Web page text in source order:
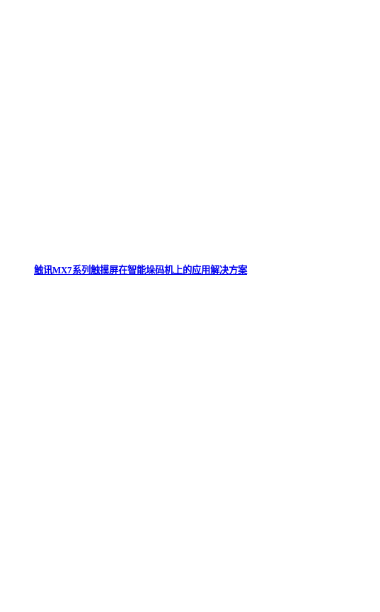
触讯MX7系列触摸屏在智能垛码机上的应用解决方案